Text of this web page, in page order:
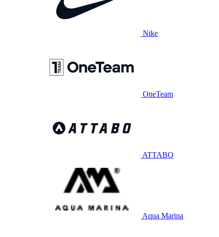
Nike
OneTeam
ATTABO
Aqua Marina